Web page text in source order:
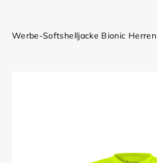
Werbe-Softshelljacke Bionic Herren